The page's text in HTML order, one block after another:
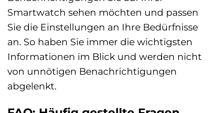
Smartwatch sehen möchten und passen
Sie die Einstellungen an Ihre Bedürfnisse
an. So haben Sie immer die wichtigsten
Informationen im Blick und werden nicht
von unnötigen Benachrichtigungen
abgelenkt.